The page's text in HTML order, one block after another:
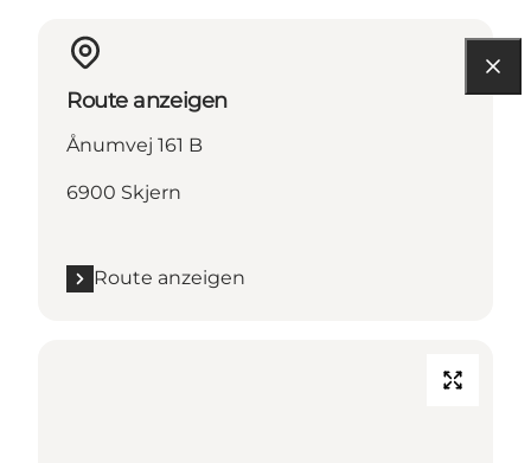
Route anzeigen
Ånumvej 161 B
6900 Skjern
Route anzeigen